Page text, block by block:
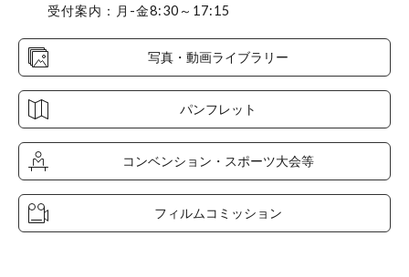
受付案内：月-金8:30～17:15
写真・動画ライブラリー
パンフレット
コンベンション・スポーツ大会等
フィルムコミッション